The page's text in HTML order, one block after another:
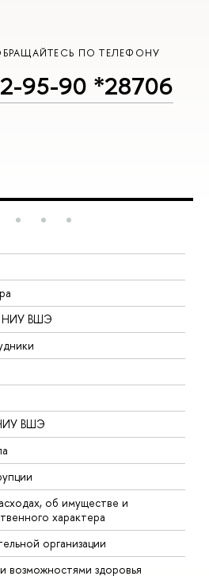
ПО ТЕЛЕФОНУ
95-90 *28706
НИУ ВШЭ
ВШЭ
об имуществе и
характера
организации
возможностями здоровья